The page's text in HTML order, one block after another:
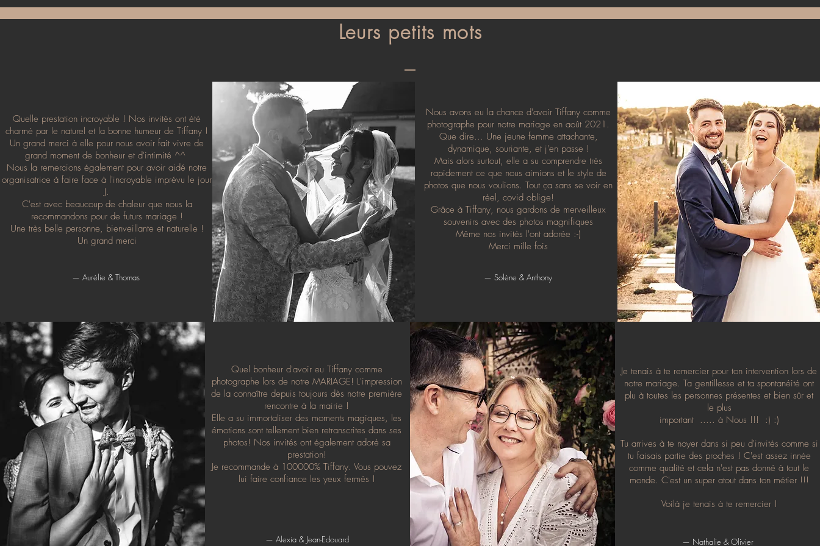
votre prestation photo idéale, vos inspirations... tout ce que vous pensez utile de m'écrire :) Quand te contacter ? Je commence à
prendre les réservations 1 an à l'avance. On a envie de t'avoir dans notre équipe ! Comment on fait pour te booker ? Yeah ! Trop
chouette ! Une fois que nous avons eu nos premiers échanges par mails, je vous propose un rendez-vous. Si ça matche, votre
Leurs petits mots
Jessica Brun
Quelle prestation incroyable ! Nos invités ont été
charmé par le naturel et la bonne humeur de Tiffany !
Un grand merci à elle pour nous avoir fait vivre de
grand moment de bonheur et d'intimité ^^
Nous la remercions également pour avoir aidé notre
organisatrice à faire face à l'incroyable imprévu le jour
J.
C'est avec beaucoup de chaleur que nous la
recommandons pour de futurs mariage !
Une très belle personne, bienveillante et naturelle !
Un grand merci
— Aurélie & Thomas
Nous avons eu la chance d'avoir Tiffany comme
photographe pour notre mariage en août 2021.
Que dire... Une jeune femme attachante,
dynamique, souriante, et j'en passe !
Mais alors surtout, elle a su comprendre très
rapidement ce que nous aimions et le style de
photos que nous voulions. Tout ça sans se voir en
réel, covid oblige!
Grâce à Tiffany, nous gardons de merveilleux
souvenirs avec des photos magnifiques
Même nos invités l'ont adorée :-)
Merci mille fois
— Solène & Anthony
Quel bonheur d'avoir eu Tiffany comme
photographe lors de notre MARIAGE! L'impression
de la connaître depuis toujours dès notre première
rencontre à la mairie !
Elle a su immortaliser des moments magiques, les
émotions sont tellement bien retranscrites dans ses
photos! Nos invités ont également adoré sa
prestation!
Je recommande à 100000% Tiffany. Vous pouvez
lui faire confiance les yeux fermés !
— Alexia & Jean-Edouard
Je tenais à te remercier pour ton intervention lors de
notre mariage. Ta gentillesse et ta spontanéité ont
plu à toutes les personnes présentes et bien sûr et
le plus
important ..... à Nous !!! :) :)
Tu arrives à te noyer dans si peu d'invités comme si
tu faisais partie des proches ! C'est assez innée
comme qualité et cela n'est pas donné à tout le
monde. C'est un super atout dans ton métier !!!
Voilà je tenais à te remercier !
— Nathalie & Olivier